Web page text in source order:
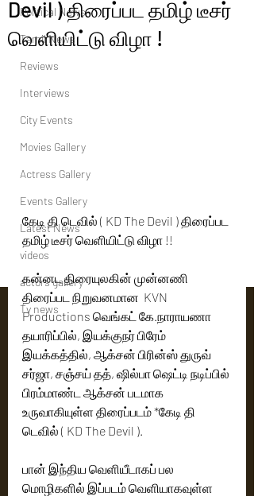
Political News
Tamil News
Reviews
Interviews
City Events
Movies Gallery
Actress Gallery
Events Gallery
Latest News
videos
actors gallery
Tv news
Devil ) திரைப்பட தமிழ் டீசர்
வெளியிட்டு விழா !
கேடி தி டெவில் ( KD The Devil ) திரைப்பட
தமிழ் டீசர் வெளியிட்டு விழா !!
கன்னட திரையுலகின் முன்னணி
திரைப்பட நிறுவனமான  KVN
Productions வெங்கட் கே.நாராயணா
தயாரிப்பில், இயக்குநர் பிரேம்
இயக்கத்தில், ஆக்சன் பிரின்ஸ் துருவ்
சர்ஜா, சஞ்சய் தத், ஷில்பா ஷெட்டி நடிப்பில்
பிரம்மாண்ட ஆக்சன் படமாக
உருவாகியுள்ள திரைப்படம் *கேடி தி
டெவில் ( KD The Devil ).
பான் இந்திய வெளியீடாகப் பல
மொழிகளில் இப்படம் வெளியாகவுள்ள